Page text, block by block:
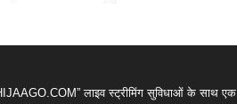
लाइव स्ट्रीमिंग सुविधाओं के साथ एक